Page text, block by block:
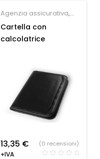
Agenzia assicurativa,
Gadget per congressi
Sindacati Portablocchi
Cartella con
calcolatrice
13,35 €
+IVA
(0 recensioni)